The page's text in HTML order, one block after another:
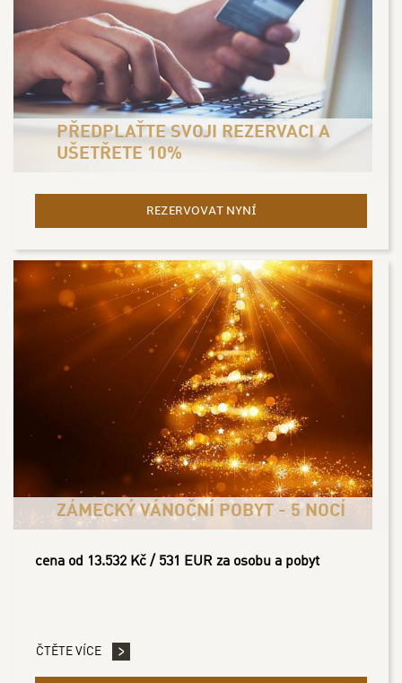
PŘEDPLAŤTE SVOJI REZERVACI A
UŠETŘETE 10%
REZERVOVAT NYNÍ
ZÁMECKÝ VÁNOČNÍ POBYT - 5 NOCÍ
cena od 13.532 Kč / 531 EUR za osobu a pobyt
ČTĚTE VÍCE